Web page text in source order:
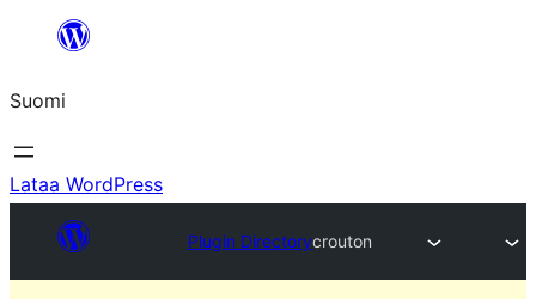
Suomi
Lataa WordPress
Plugin Directorycrouton